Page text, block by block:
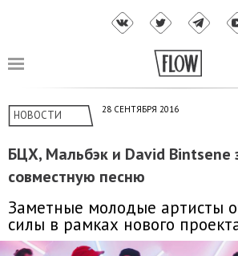
НОВОСТИ 28 СЕНТЯБРЯ 2016
БЦХ, Мальбэк и David Bintsene
совместную песню
Заметные молодые артисты
силы в рамках нового